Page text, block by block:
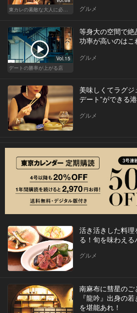
東カレの素敵な大人に必要なこと
グルメ
Vol.15
デートの勝率が上がる店
等身大の空間で
功率が高いのはこ
グルメ
美味しくてラグ
デート”ができる
グルメ
活き活きした料理
る！旬を味わえ
グルメ
南麻布に彗星のご
『龍吟』出身の
を堪能あれ！